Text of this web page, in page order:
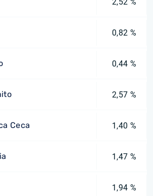
0,82 %
0,44 %
2,57 %
Ceca 1,40 %
1,47 %
1,94 %